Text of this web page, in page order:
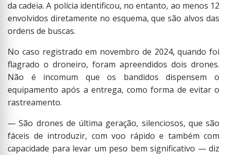
da cadeia. A polícia identificou, no entanto, ao menos 12
envolvidos diretamente no esquema, que são alvos das
ordens de buscas.
No caso registrado em novembro de 2024, quando foi
flagrado o droneiro, foram apreendidos dois drones.
Não é incomum que os bandidos dispensem o
equipamento após a entrega, como forma de evitar o
rastreamento.
— São drones de última geração, silenciosos, que são
fáceis de introduzir, com voo rápido e também com
capacidade para levar um peso bem significativo — diz